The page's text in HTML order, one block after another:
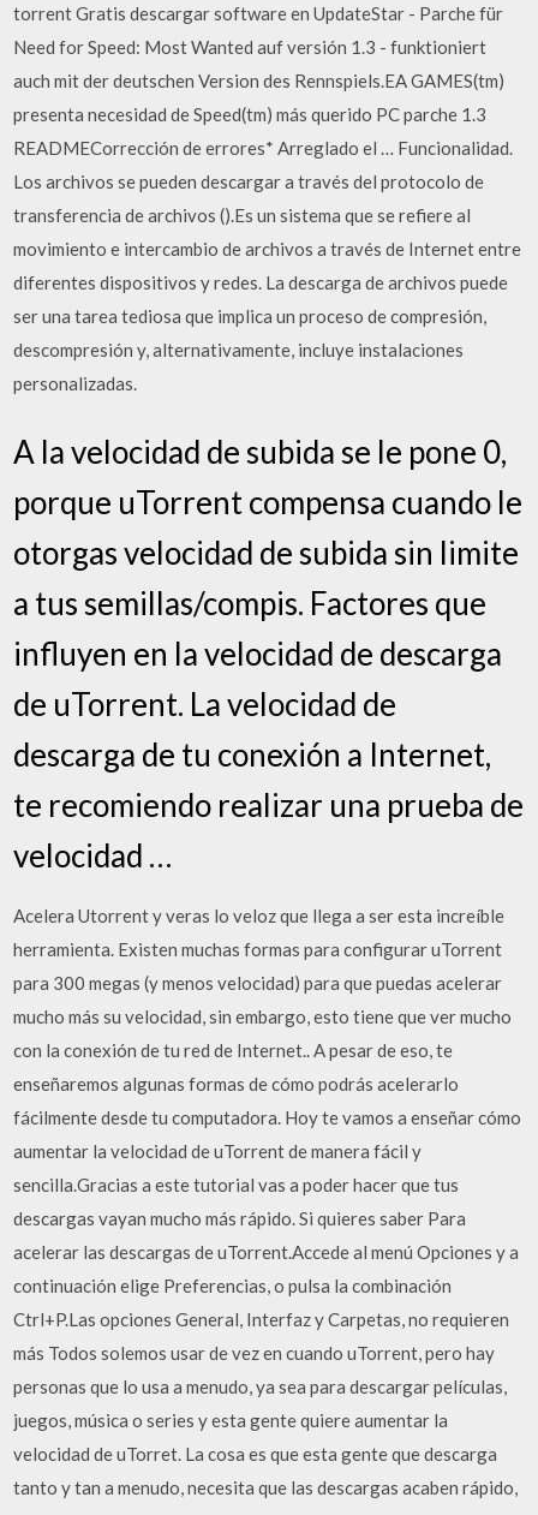
torrent Gratis descargar software en UpdateStar - Parche für
Need for Speed: Most Wanted auf versión 1.3 - funktioniert
auch mit der deutschen Version des Rennspiels.EA GAMES(tm)
presenta necesidad de Speed(tm) más querido PC parche 1.3
READMECorrección de errores* Arreglado el … Funcionalidad.
Los archivos se pueden descargar a través del protocolo de
transferencia de archivos ().Es un sistema que se refiere al
movimiento e intercambio de archivos a través de Internet entre
diferentes dispositivos y redes. La descarga de archivos puede
ser una tarea tediosa que implica un proceso de compresión,
descompresión y, alternativamente, incluye instalaciones
personalizadas.
A la velocidad de subida se le pone 0,
porque uTorrent compensa cuando le
otorgas velocidad de subida sin limite
a tus semillas/compis. Factores que
influyen en la velocidad de descarga
de uTorrent. La velocidad de
descarga de tu conexión a Internet,
te recomiendo realizar una prueba de
velocidad …
Acelera Utorrent y veras lo veloz que llega a ser esta increíble
herramienta. Existen muchas formas para configurar uTorrent
para 300 megas (y menos velocidad) para que puedas acelerar
mucho más su velocidad, sin embargo, esto tiene que ver mucho
con la conexión de tu red de Internet.. A pesar de eso, te
enseñaremos algunas formas de cómo podrás acelerarlo
fácilmente desde tu computadora. Hoy te vamos a enseñar cómo
aumentar la velocidad de uTorrent de manera fácil y
sencilla.Gracias a este tutorial vas a poder hacer que tus
descargas vayan mucho más rápido. Si quieres saber Para
acelerar las descargas de uTorrent.Accede al menú Opciones y a
continuación elige Preferencias, o pulsa la combinación
Ctrl+P.Las opciones General, Interfaz y Carpetas, no requieren
más Todos solemos usar de vez en cuando uTorrent, pero hay
personas que lo usa a menudo, ya sea para descargar películas,
juegos, música o series y esta gente quiere aumentar la
velocidad de uTorret. La cosa es que esta gente que descarga
tanto y tan a menudo, necesita que las descargas acaben rápido,